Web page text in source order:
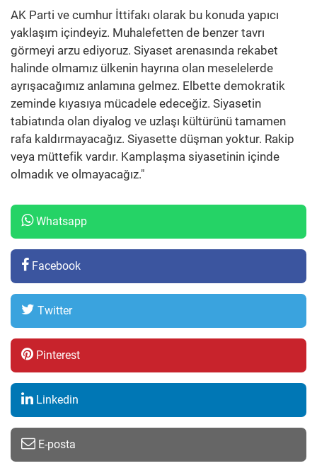
AK Parti ve cumhur İttifakı olarak bu konuda yapıcı
yaklaşım içindeyiz. Muhalefetten de benzer tavrı
görmeyi arzu ediyoruz. Siyaset arenasında rekabet
halinde olmamız ülkenin hayrına olan meselelerde
ayrışacağımız anlamına gelmez. Elbette demokratik
zeminde kıyasıya mücadele edeceğiz. Siyasetin
tabiatında olan diyalog ve uzlaşı kültürünü tamamen
rafa kaldırmayacağız. Siyasette düşman yoktur. Rakip
veya müttefik vardır. Kamplaşma siyasetinin içinde
olmadık ve olmayacağız."
Whatsapp
Facebook
Twitter
Pinterest
Linkedin
E-posta